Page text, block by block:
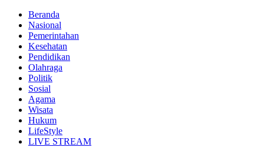
Beranda
Nasional
Pemerintahan
Kesehatan
Pendidikan
Olahraga
Politik
Sosial
Agama
Wisata
Hukum
LifeStyle
LIVE STREAM